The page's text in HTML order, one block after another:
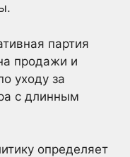
партия
продажи и
уходу за
с длинным
определяет